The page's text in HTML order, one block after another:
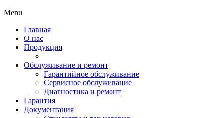
Menu
Главная
О нас
Продукция
Обслуживание и ремонт
Гарантийное обслуживание
Сервисное обслуживание
Диагностика и ремонт
Гарантия
Документация